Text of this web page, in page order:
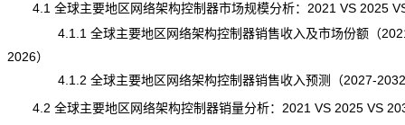
4.1 全球主要地区网络架构控制器市场规模分析：2021 VS 2025
4.1.1 全球主要地区网络架构控制器销售收入及市场份额（
2026）
4.1.2 全球主要地区网络架构控制器销售收入预测（2027-
4.2 全球主要地区网络架构控制器销量分析：2021 VS 2025 VS